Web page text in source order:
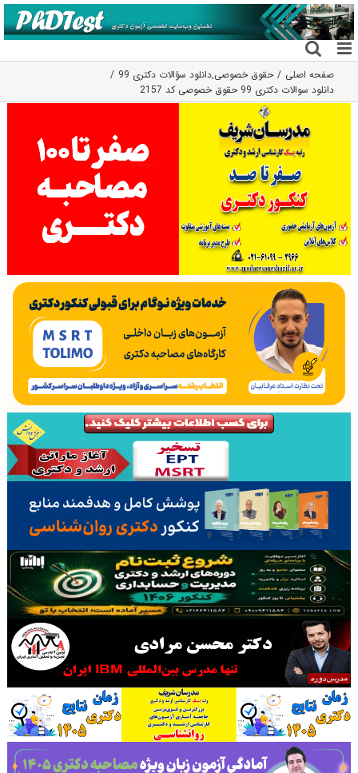
رفتن
به
محتوا
صفحه اصلی حقوق خصوصی,دانلود سؤالات دکتری 99
دانلود سوالات دکتری 99 حقوق خصوصی کد 2157